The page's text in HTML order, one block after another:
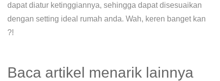
dapat diatur ketinggiannya, sehingga dapat disesuaikan
dengan setting ideal rumah anda. Wah, keren banget kan
?!
Baca artikel menarik lainnya